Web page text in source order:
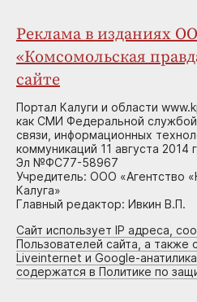
Реклама в изданиях
«Комсомольская
сайте
Портал Калуги и области
как СМИ Федеральной
связи, информационных
коммуникаций 11 августа 2014
Эл №ФС77-58967
Учредитель: ООО «Агентство
Калуга»
Главный редактор: Ивкин В.П.
Сайт использует IP адреса,
Пользователей сайта, а также
Liveinternet и Google-
содержатся в Политике по